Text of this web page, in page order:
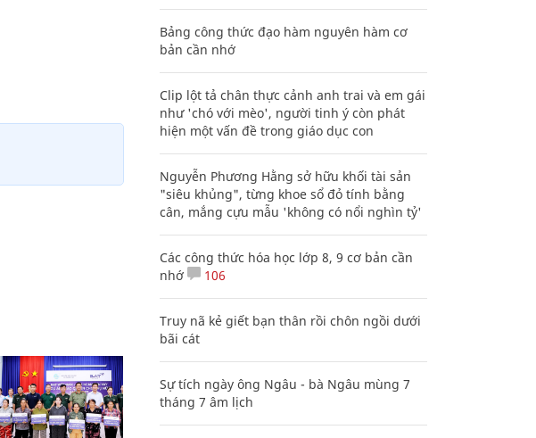
Bảng công thức đạo hàm nguyên hàm cơ
bản cần nhớ
Clip lột tả chân thực cảnh anh trai và em gái
như 'chó với mèo', người tinh ý còn phát
hiện một vấn đề trong giáo dục con
Nguyễn Phương Hằng sở hữu khối tài sản
"siêu khủng", từng khoe sổ đỏ tính bằng
cân, mắng cựu mẫu 'không có nổi nghìn tỷ'
Các công thức hóa học lớp 8, 9 cơ bản cần
nhớ
106
Truy nã kẻ giết bạn thân rồi chôn ngồi dưới
bãi cát
Sự tích ngày ông Ngâu - bà Ngâu mùng 7
tháng 7 âm lịch